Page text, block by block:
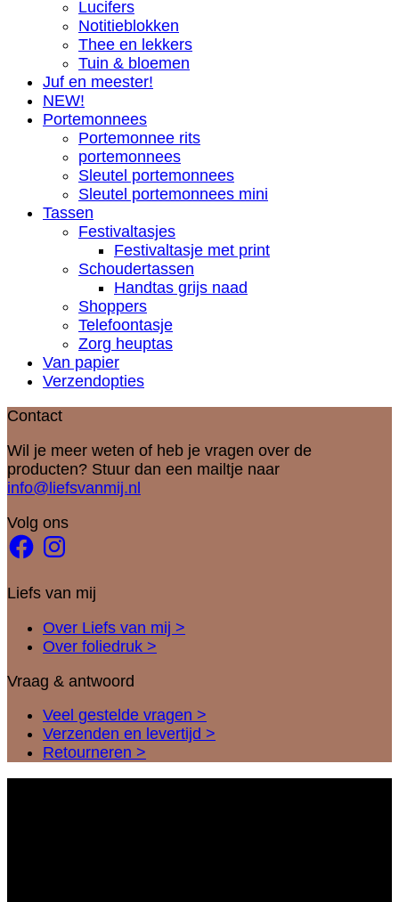
Lucifers
Notitieblokken
Thee en lekkers
Tuin & bloemen
Juf en meester!
NEW!
Portemonnees
Portemonnee rits
portemonnees
Sleutel portemonnees
Sleutel portemonnees mini
Tassen
Festivaltasjes
Festivaltasje met print
Schoudertassen
Handtas grijs naad
Shoppers
Telefoontasje
Zorg heuptas
Van papier
Verzendopties
Contact
Wil je meer weten of heb je vragen over de
producten? Stuur dan een mailtje naar
info@liefsvanmij.nl
Volg ons
FacebookInstagram
Liefs van mij
Over Liefs van mij >
Over foliedruk >
Vraag & antwoord
Veel gestelde vragen >
Verzenden en levertijd >
Retourneren >